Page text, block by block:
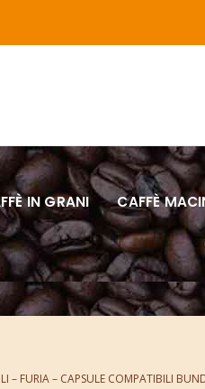
IN GRANI CAFFÈ
– FURIA – CAPSULE COMPATIBILI